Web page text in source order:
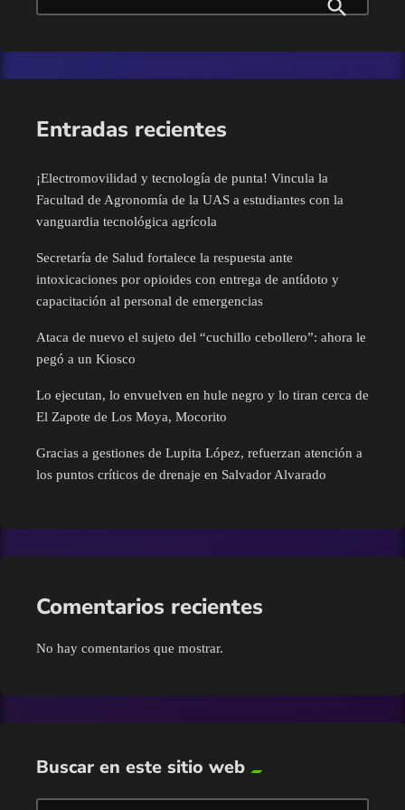
Eventos
Juan José Rios
Mazatlán
Mocorito
Nacional
Navolato
Policíaca
Política
Salud
Sinaloa
presentada por esta Comisión. De igual […]
Entradas recientes
¡Electromovilidad y tecnología de punta! Vincula la
Facultad de Agronomía de la UAS a estudiantes con la
vanguardia tecnológica agrícola
Secretaría de Salud fortalece la respuesta ante
intoxicaciones por opioides con entrega de antídoto y
capacitación al personal de emergencias
Ataca de nuevo el sujeto del “cuchillo cebollero”: ahora le
pegó a un Kiosco
Lo ejecutan, lo envuelven en hule negro y lo tiran cerca de
El Zapote de Los Moya, Mocorito
Gracias a gestiones de Lupita López, refuerzan atención a
los puntos críticos de drenaje en Salvador Alvarado
Comentarios recientes
No hay comentarios que mostrar.
Buscar en este sitio web